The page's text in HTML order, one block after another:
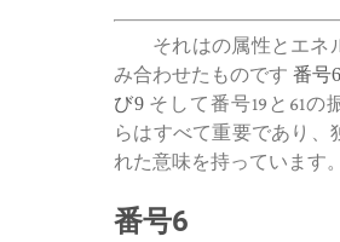
それはの属性とエネ
み合わせたものです 番号
び9 そして番号19と61の
らはすべて重要であり、
れた意味を持っています。
番号6